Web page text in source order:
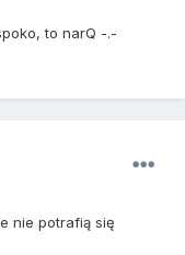
to narQ -.-
nie potrafią się